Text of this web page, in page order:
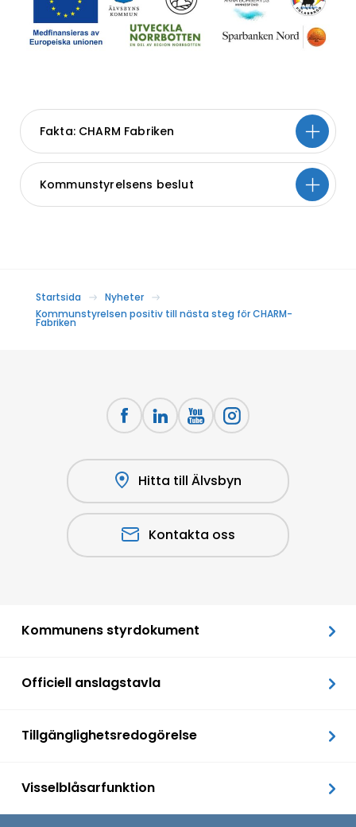
Fakta: CHARM Fabriken
Kommunstyrelsens beslut
Startsida
Nyheter
Kommunstyrelsen positiv till nästa steg för CHARM-
Fabriken
Hitta till Älvsbyn
Kontakta oss
Kommunens styrdokument
Officiell anslagstavla
Tillgänglighetsredogörelse
Visselblåsarfunktion